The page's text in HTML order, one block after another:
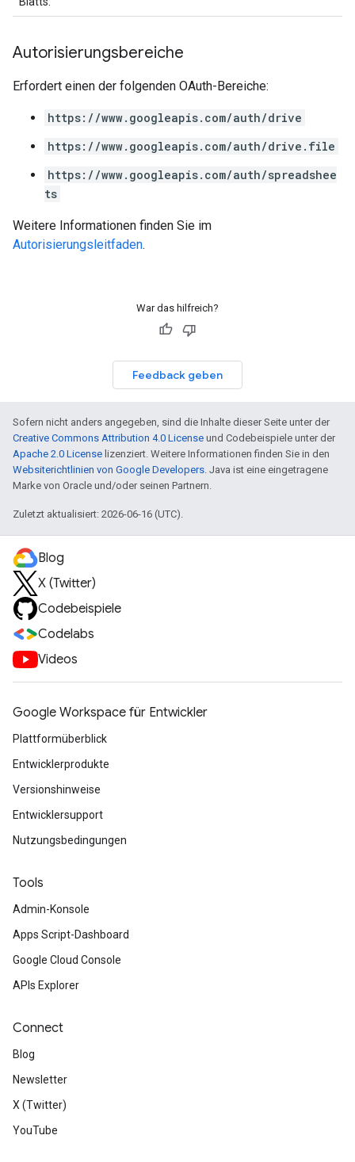
Autorisierungsbereiche
Erfordert einen der folgenden OAuth-Bereiche:
https://www.googleapis.com/auth/drive
https://www.googleapis.com/auth/drive.file
https://www.googleapis.com/auth/spreadshee
ts
Weitere Informationen finden Sie im
Autorisierungsleitfaden.
War das hilfreich?
Feedback geben
Sofern nicht anders angegeben, sind die Inhalte dieser Seite unter der
Creative Commons Attribution 4.0 License und Codebeispiele unter der
Apache 2.0 License lizenziert. Weitere Informationen finden Sie in den
Websiterichtlinien von Google Developers. Java ist eine eingetragene
Marke von Oracle und/oder seinen Partnern.
Zuletzt aktualisiert: 2026-06-16 (UTC).
Blog
X (Twitter)
Codebeispiele
Codelabs
Videos
Google Workspace für Entwickler
Plattformüberblick
Entwicklerprodukte
Versionshinweise
Entwicklersupport
Nutzungsbedingungen
Tools
Admin-Konsole
Apps Script-Dashboard
Google Cloud Console
APIs Explorer
Connect
Blog
Newsletter
X (Twitter)
YouTube